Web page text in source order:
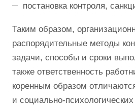
постановка контроля,
Таким образом,
распорядительные методы
задачи, способы и сроки
также ответственность
коренным образом
и социально-